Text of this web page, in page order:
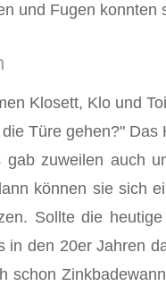
und Fugen konnten
Klosett, Klo und
Türe gehen?"
zuweilen auch
können sie sich
Sollte die
in den 20er Jahren
schon